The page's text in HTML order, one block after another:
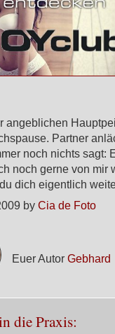
angeblichen
Partner
noch nichts sagt:
noch gerne von mir
dich eigentlich
by Cia de Foto
Euer Autor Gebhard
die Praxis: